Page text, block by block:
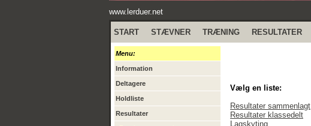
www.lerduer.net
START STÆVNER TRÆNING RESULTATER
Menu:
Information
Deltagere
Holdliste
Resultater
Vælg en liste:
Resultater sammenlagt
Resultater klassedelt
Lagskyting